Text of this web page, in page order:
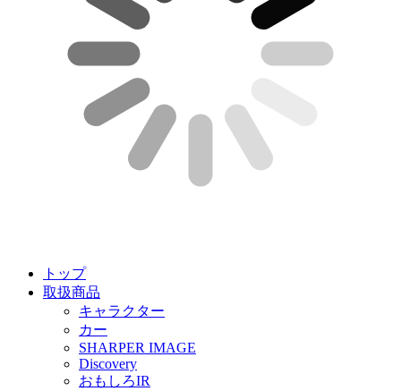
トップ
取扱商品
キャラクター
カー
SHARPER IMAGE
Discovery
おもしろIR